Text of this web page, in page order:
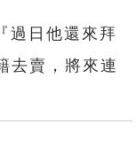
過日他還來拜
去賣，將來連